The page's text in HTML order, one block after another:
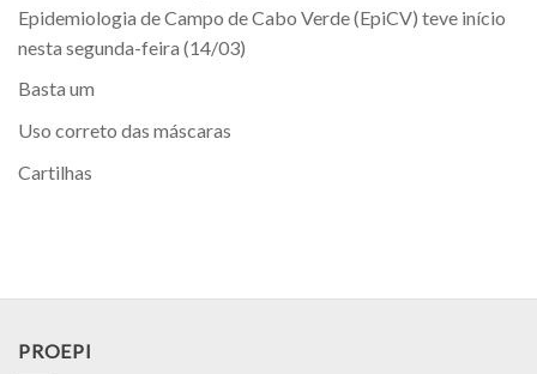
Epidemiologia de Campo de Cabo Verde (EpiCV) teve início
nesta segunda-feira (14/03)
Basta um
Uso correto das máscaras
Cartilhas
PROEPI